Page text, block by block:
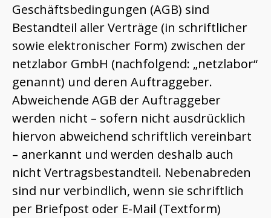
Geschäftsbedingungen (AGB) sind
Bestandteil aller Verträge (in schriftlicher
sowie elektronischer Form) zwischen der
netzlabor GmbH (nachfolgend: „netzlabor“
genannt) und deren Auftraggeber.
Abweichende AGB der Auftraggeber
werden nicht – sofern nicht ausdrücklich
hiervon abweichend schriftlich vereinbart
– anerkannt und werden deshalb auch
nicht Vertragsbestandteil. Nebenabreden
sind nur verbindlich, wenn sie schriftlich
per Briefpost oder E-Mail (Textform)